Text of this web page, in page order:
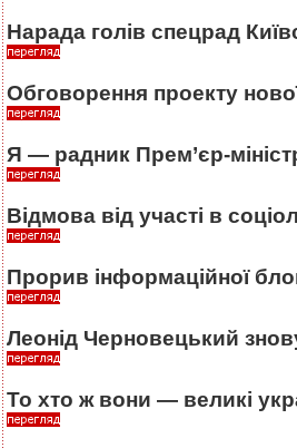
Нарада голів спецрад
Обговорення проекту
Я — радник Прем’єр-
Відмова від участі в
Прорив інформаційної
Леонід Черновецький
То хто ж вони — великі